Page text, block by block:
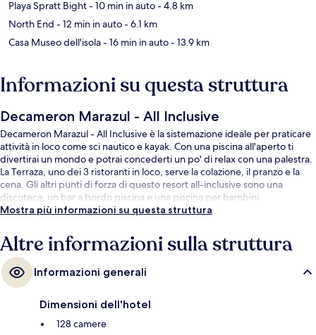
Playa Spratt Bight- 10 min in auto- 4.8 km
North End - 12 min in auto- 6.1 km
Casa Museo dell'isola- 16 min in auto- 13.9 km
Informazioni su questa struttura
Decameron Marazul - All Inclusive
Decameron Marazul - All Inclusive è la sistemazione ideale per praticare
attività in loco come sci nautico e kayak. Con una piscina all'aperto ti
divertirai un mondo e potrai concederti un po' di relax con una palestra.
La Terraza, uno dei 3 ristoranti in loco, serve la colazione, il pranzo e la
cena. Gli altri punti di forza di questo resort all-inclusive sono una
discoteca, un bar a bordo piscina e una piscina per bambini.
Mostra più informazioni su questa struttura
Altre informazioni sulla struttura
Informazioni generali
Dimensioni dell'hotel
128 camere